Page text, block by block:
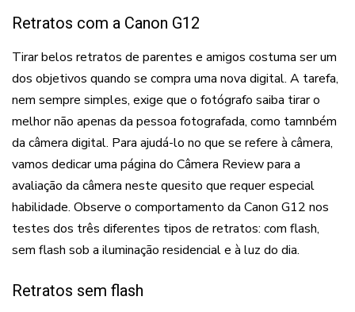
Retratos com a Canon G12
Tirar belos retratos de parentes e amigos costuma ser um
dos objetivos quando se compra uma nova digital. A tarefa,
nem sempre simples, exige que o fotógrafo saiba tirar o
melhor não apenas da pessoa fotografada, como tamnbém
da câmera digital. Para ajudá-lo no que se refere à câmera,
vamos dedicar uma página do Câmera Review para a
avaliação da câmera neste quesito que requer especial
habilidade. Observe o comportamento da Canon G12 nos
testes dos três diferentes tipos de retratos: com flash,
sem flash sob a iluminação residencial e à luz do dia.
Retratos sem flash